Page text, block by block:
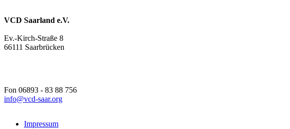
VCD Saarland e.V.
Ev.-Kirch-Straße 8
66111 Saarbrücken
Fon 06893 - 83 88 756
info@vcd-saar.org
Impressum